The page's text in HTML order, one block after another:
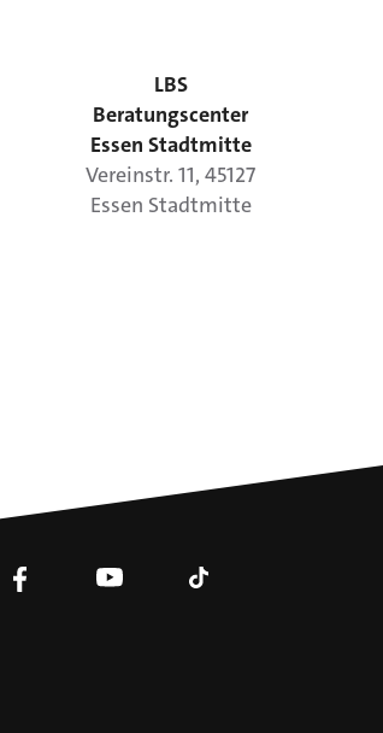
LBS
Beratungscenter
Essen Stadtmitte
Vereinstr. 11,45127
Essen Stadtmitte